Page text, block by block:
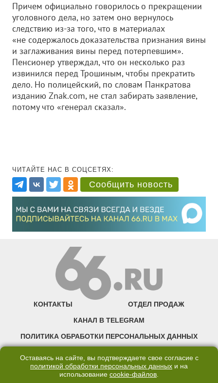
Причем официально говорилось о прекращении
уголовного дела, но затем оно вернулось
следствию из-за того, что в материалах
«не содержалось доказательства признания вины
и заглаживания вины перед потерпевшим».
Пенсионер утверждал, что он несколько раз
извинился перед Трошиным, чтобы прекратить
дело. Но полицейский, по словам Панкратова
изданию Znak.com, не стал забирать заявление,
потому что «генерал сказал».
ЧИТАЙТЕ НАС В СОЦСЕТЯХ:
Сообщить новость
КОНТАКТЫ ОТДЕЛ ПРОДАЖ
КАНАЛ В TELEGRAM
ПОЛИТИКА ОБРАБОТКИ ПЕРСОНАЛЬНЫХ ДАННЫХ
©2007—2025 66.RU. Воспроизведение, сообщение, доведение до всеобщего
Оставаясь на сайте, вы подтверждаете свое согласие с
политикой обработки персональных данных и на
использование cookie-файлов.